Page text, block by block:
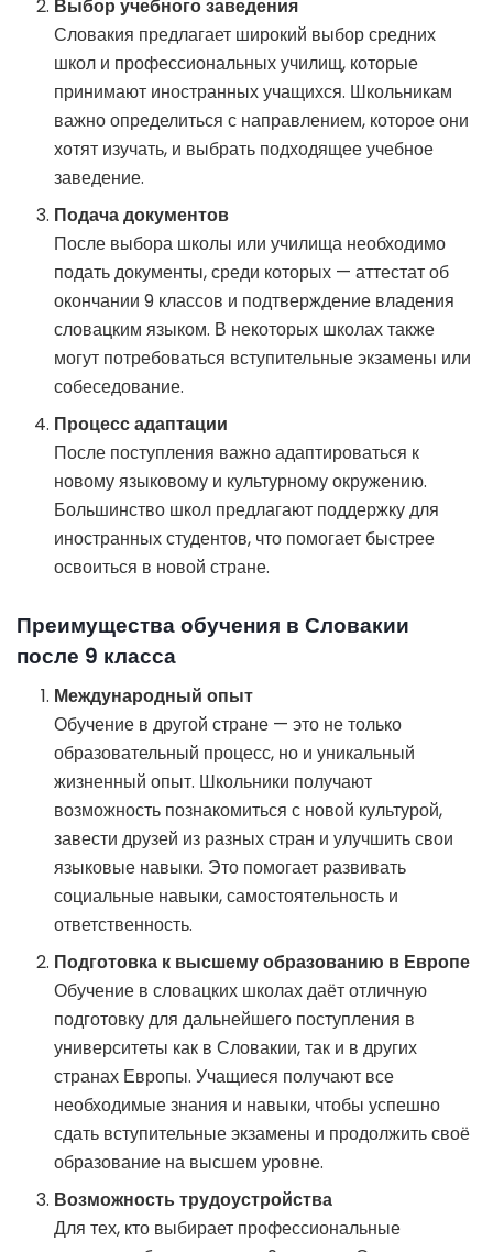
Выбор учебного заведения
Словакия предлагает широкий выбор средних
школ и профессиональных училищ, которые
принимают иностранных учащихся. Школьникам
важно определиться с направлением, которое они
хотят изучать, и выбрать подходящее учебное
заведение.
Подача документов
После выбора школы или училища необходимо
подать документы, среди которых — аттестат об
окончании 9 классов и подтверждение владения
словацким языком. В некоторых школах также
могут потребоваться вступительные экзамены или
собеседование.
Процесс адаптации
После поступления важно адаптироваться к
новому языковому и культурному окружению.
Большинство школ предлагают поддержку для
иностранных студентов, что помогает быстрее
освоиться в новой стране.
Преимущества обучения в Словакии
после 9 класса
Международный опыт
Обучение в другой стране — это не только
образовательный процесс, но и уникальный
жизненный опыт. Школьники получают
возможность познакомиться с новой культурой,
завести друзей из разных стран и улучшить свои
языковые навыки. Это помогает развивать
социальные навыки, самостоятельность и
ответственность.
Подготовка к высшему образованию в Европе
Обучение в словацких школах даёт отличную
подготовку для дальнейшего поступления в
университеты как в Словакии, так и в других
странах Европы. Учащиеся получают все
необходимые знания и навыки, чтобы успешно
сдать вступительные экзамены и продолжить своё
образование на высшем уровне.
Возможность трудоустройства
Для тех, кто выбирает профессиональные